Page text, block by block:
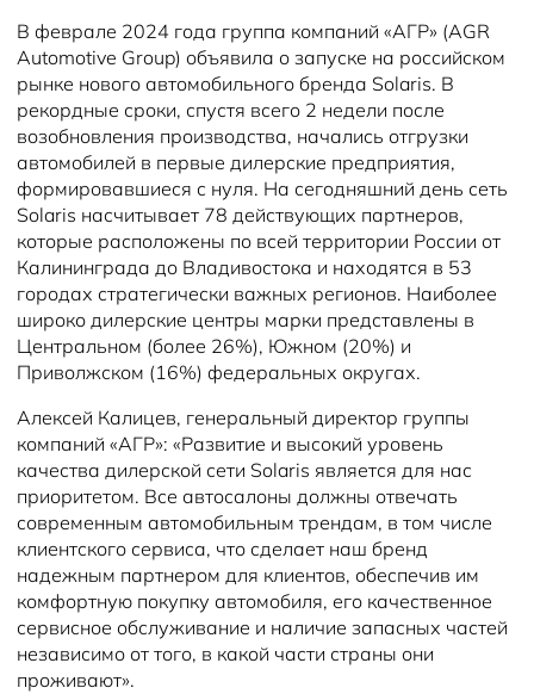
В феврале 2024 года группа компаний «АГР» (AGR
Automotive Group) объявила о запуске на российском
рынке нового автомобильного бренда Solaris. В
рекордные сроки, спустя всего 2 недели после
возобновления производства, начались отгрузки
автомобилей в первые дилерские предприятия,
формировавшиеся с нуля. На сегодняшний день сеть
Solaris насчитывает 78 действующих партнеров,
которые расположены по всей территории России от
Калининграда до Владивостока и находятся в 53
городах стратегически важных регионов. Наиболее
широко дилерские центры марки представлены в
Центральном (более 26%), Южном (20%) и
Приволжском (16%) федеральных округах.
Алексей Калицев, генеральный директор группы
компаний «АГР»: «Развитие и высокий уровень
качества дилерской сети Solaris является для нас
приоритетом. Все автосалоны должны отвечать
современным автомобильным трендам, в том числе
клиентского сервиса, что сделает наш бренд
надежным партнером для клиентов, обеспечив им
комфортную покупку автомобиля, его качественное
сервисное обслуживание и наличие запасных частей
независимо от того, в какой части страны они
проживают».